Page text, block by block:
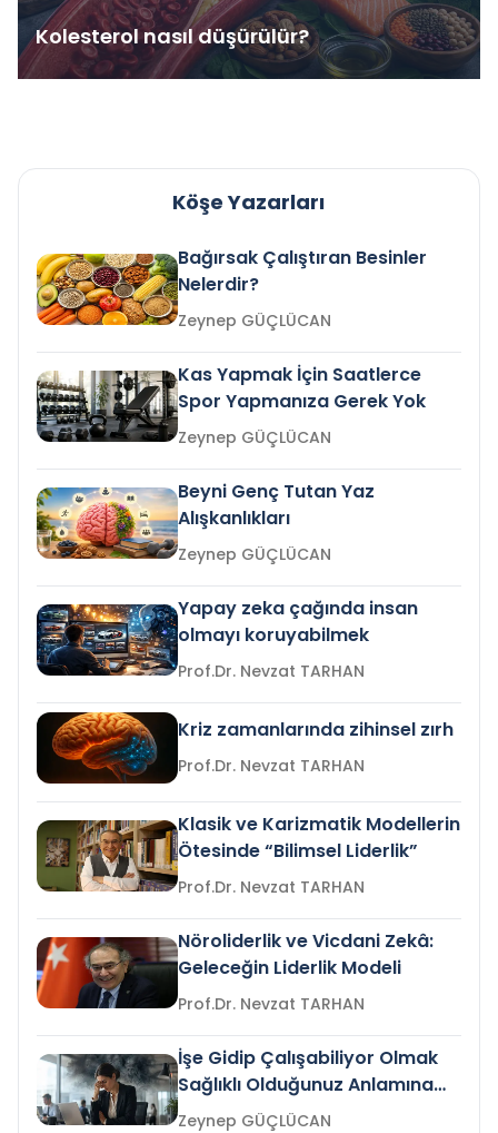
Kolesterol nasıl düşürülür?
Köşe Yazarları
Bağırsak Çalıştıran Besinler
Nelerdir?
Zeynep GÜÇLÜCAN
Kas Yapmak İçin Saatlerce
Spor Yapmanıza Gerek Yok
Zeynep GÜÇLÜCAN
Beyni Genç Tutan Yaz
Alışkanlıkları
Zeynep GÜÇLÜCAN
Yapay zeka çağında insan
olmayı koruyabilmek
Prof.Dr. Nevzat TARHAN
Kriz zamanlarında zihinsel zırh
Prof.Dr. Nevzat TARHAN
Klasik ve Karizmatik Modellerin
Ötesinde “Bilimsel Liderlik”
Prof.Dr. Nevzat TARHAN
Nöroliderlik ve Vicdani Zekâ:
Geleceğin Liderlik Modeli
Prof.Dr. Nevzat TARHAN
İşe Gidip Çalışabiliyor Olmak
Sağlıklı Olduğunuz Anlamına
Gelir mi?Zeynep GÜÇLÜCAN